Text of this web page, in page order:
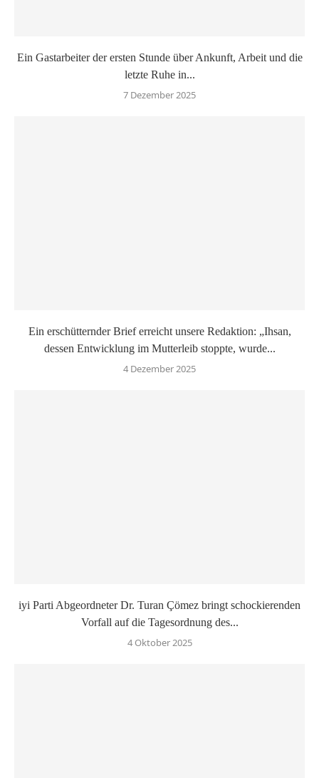
Ein Gastarbeiter der ersten Stunde über Ankunft, Arbeit und die
letzte Ruhe in...
7 Dezember 2025
Ein erschütternder Brief erreicht unsere Redaktion: „Ihsan,
dessen Entwicklung im Mutterleib stoppte, wurde...
4 Dezember 2025
iyi Parti Abgeordneter Dr. Turan Çömez bringt schockierenden
Vorfall auf die Tagesordnung des...
4 Oktober 2025